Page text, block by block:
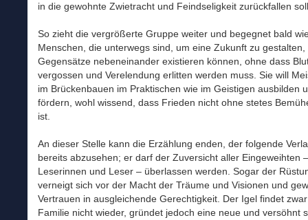
in die gewohnte Zwietracht und Feindseligkeit zurückfallen
So zieht die vergrößerte Gruppe weiter und begegnet bald
Menschen, die unterwegs sind, um eine Zukunft zu gestalten,
Gegensätze nebeneinander existieren können, ohne dass
vergossen und Verelendung erlitten werden muss. Sie will
im Brückenbauen im Praktischen wie im Geistigen ausbilden
fördern, wohl wissend, dass Frieden nicht ohne stetes
ist.
An dieser Stelle kann die Erzählung enden, der folgende
bereits abzusehen; er darf der Zuversicht aller Eingeweihten
Leserinnen und Leser – überlassen werden. Sogar der
verneigt sich vor der Macht der Träume und Visionen und
Vertrauen in ausgleichende Gerechtigkeit. Der Igel findet
Familie nicht wieder, gründet jedoch eine neue und versöhnt